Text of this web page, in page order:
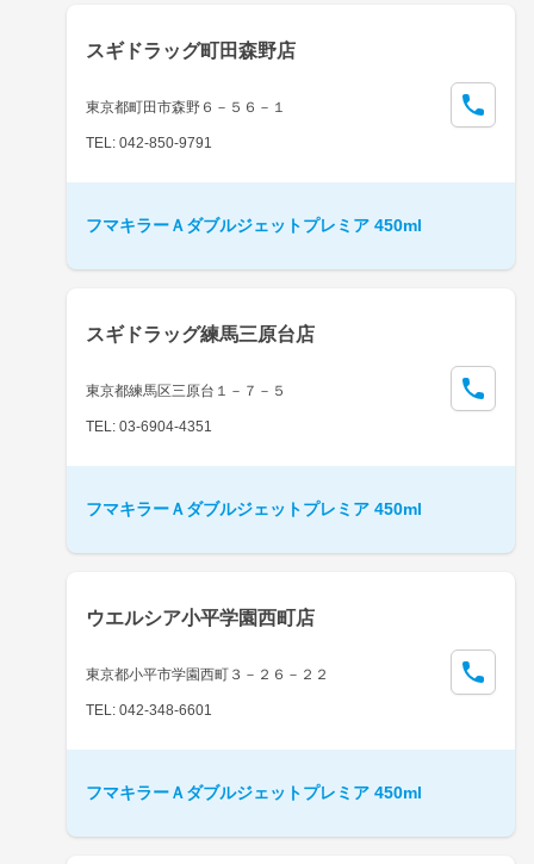
スギドラッグ町田森野店
東京都町田市森野６－５６－１
TEL: 042-850-9791
フマキラーＡダブルジェットプレミア 450ml
スギドラッグ練馬三原台店
東京都練馬区三原台１－７－５
TEL: 03-6904-4351
フマキラーＡダブルジェットプレミア 450ml
ウエルシア小平学園西町店
東京都小平市学園西町３－２６－２２
TEL: 042-348-6601
フマキラーＡダブルジェットプレミア 450ml